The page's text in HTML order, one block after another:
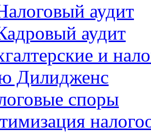
аудит
аудит
и
Дилидженс
споры